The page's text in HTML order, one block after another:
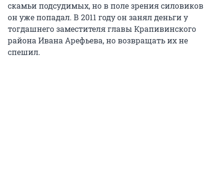
скамьи подсудимых, но в поле зрения силовиков
он уже попадал. В 2011 году он занял деньги у
тогдашнего заместителя главы Крапивинского
района Ивана Арефьева, но возвращать их не
спешил.